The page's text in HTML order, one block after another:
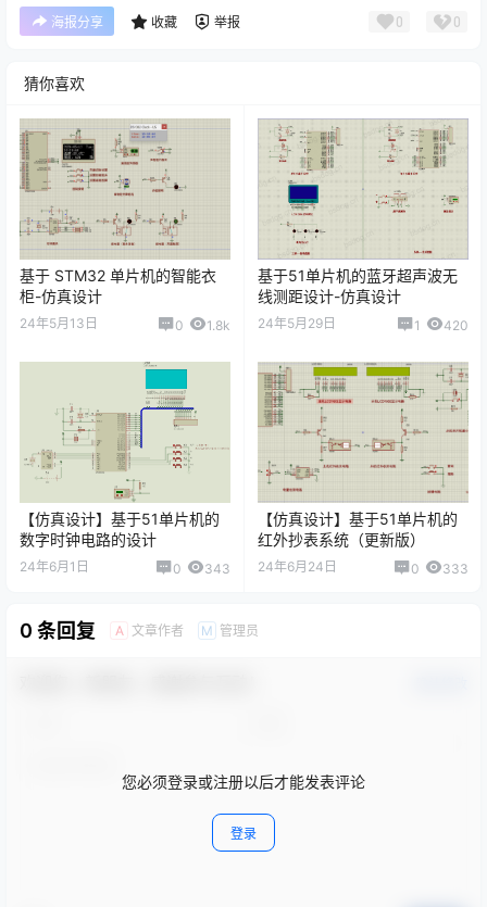
海报分享 收藏 举报 0 0
猜你喜欢
基于 STM32 单片机的智能衣
柜-仿真设计
24年5月13日 0 1.8k
基于51单片机的蓝牙超声波无
线测距设计-仿真设计
24年5月29日 1 420
【仿真设计】基于51单片机的
数字时钟电路的设计
24年6月1日 0 343
【仿真设计】基于51单片机的
红外抄表系统（更新版）
24年6月24日 0 333
0 条回复 A 文章作者 M 管理员
您必须登录或注册以后才能发表评论
登录